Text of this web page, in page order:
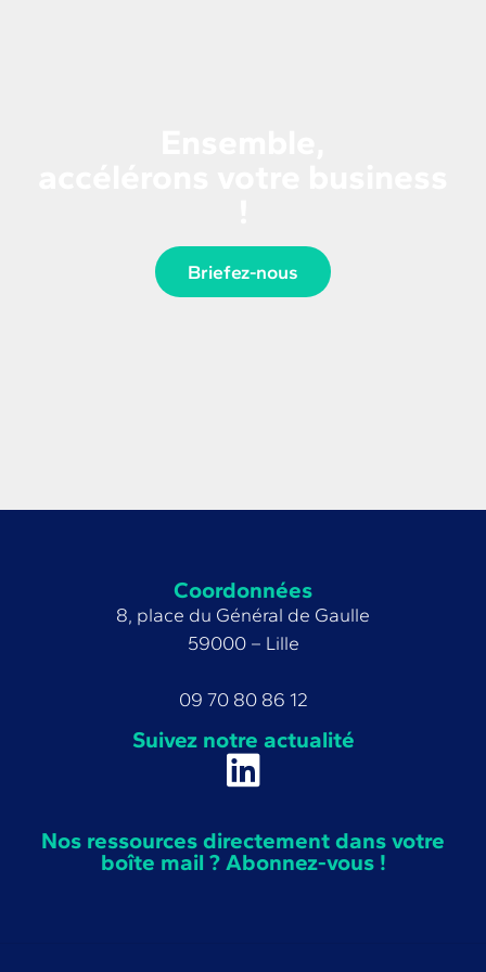
Briefez-nous
Coordonnées
8, place du Général de Gaulle
59000 – Lille
09 70 80 86 12
Suivez notre actualité
Nos ressources directement dans votre
boîte mail ? Abonnez-vous !